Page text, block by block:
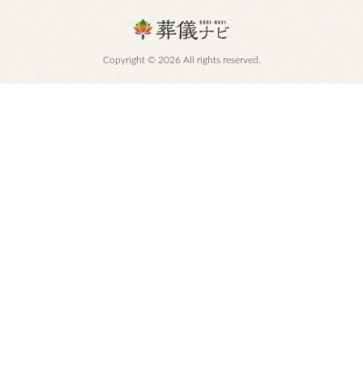
Copyright © 2026 All rights reserved.